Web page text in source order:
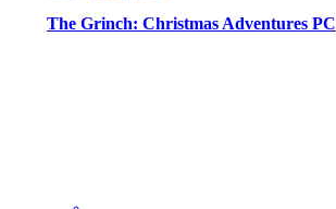
The Grinch: Christmas Adventures PC